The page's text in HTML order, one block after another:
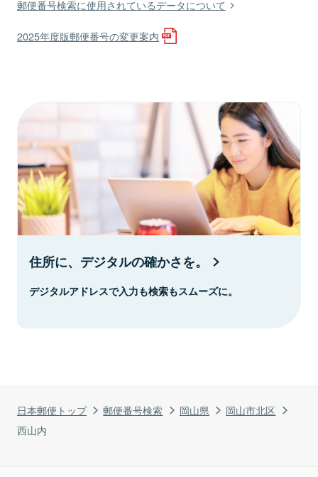
日本郵便トップ 郵便番号検索 岡山県
岡山市北区
西山内
郵便番号検索に使用されているデータについて
2025年度版郵便番号の変更案内
住所に、デジタルの確かさを。
デジタルアドレスで入力も検索もスムーズに。